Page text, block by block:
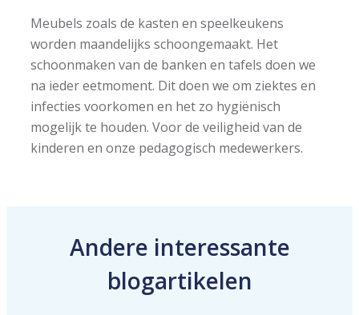
Meubels zoals de kasten en speelkeukens
worden maandelijks schoongemaakt. Het
schoonmaken van de banken en tafels doen we
na ieder eetmoment. Dit doen we om ziektes en
infecties voorkomen en het zo hygiënisch
mogelijk te houden. Voor de veiligheid van de
kinderen en onze pedagogisch medewerkers.
Andere interessante
blogartikelen